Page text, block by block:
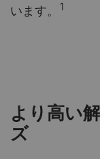
います。
1
より高い
ズ